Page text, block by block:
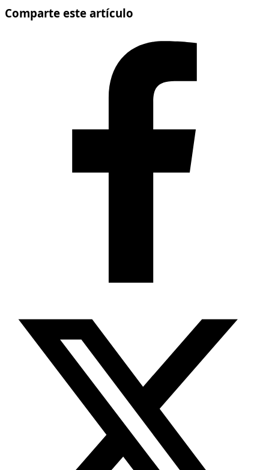
Comparte este artículo